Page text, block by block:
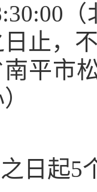
止，
平市
日起5